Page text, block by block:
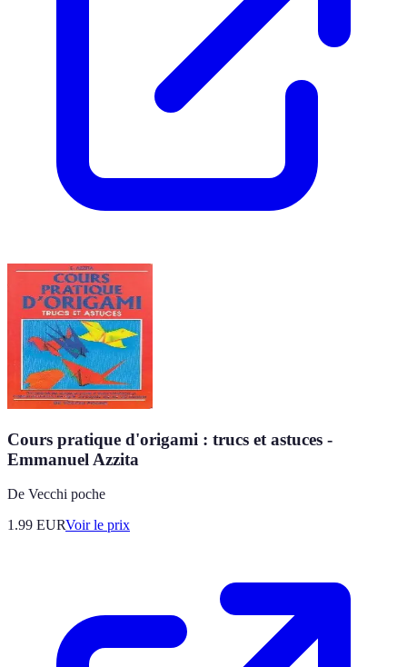
Cours pratique d'origami : trucs et astuces -
Emmanuel Azzita
De Vecchi poche
1.99 EURVoir le prix